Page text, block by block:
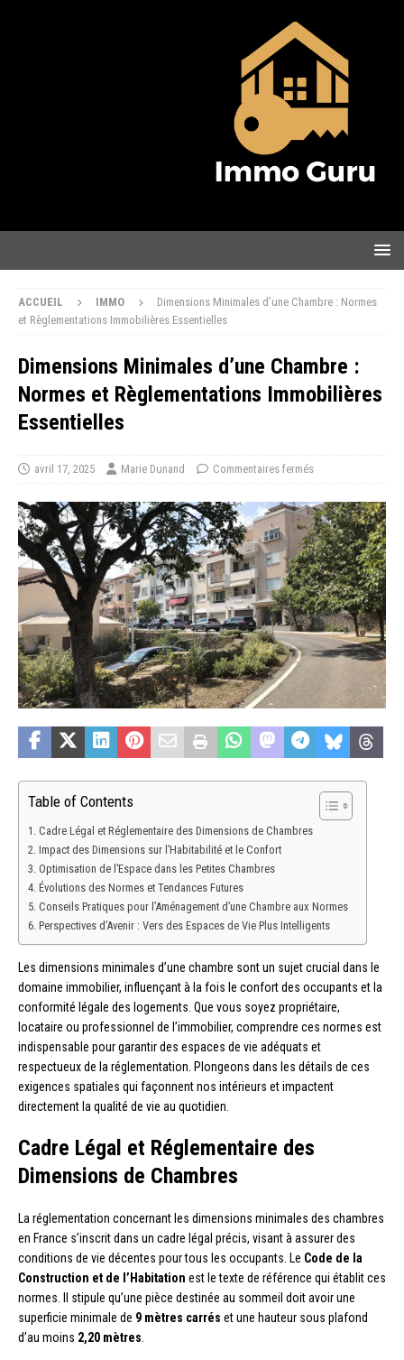
ACCUEIL IMMO
Dimensions Minimales d’une Chambre : Normes
et Règlementations Immobilières Essentielles
Dimensions Minimales d’une Chambre :
Normes et Règlementations Immobilières
Essentielles
avril 17, 2025 Marie Dunand Commentaires fermés
Table of Contents
Cadre Légal et Réglementaire des Dimensions de Chambres
Impact des Dimensions sur l’Habitabilité et le Confort
Optimisation de l’Espace dans les Petites Chambres
Évolutions des Normes et Tendances Futures
Conseils Pratiques pour l’Aménagement d’une Chambre aux Normes
Perspectives d’Avenir : Vers des Espaces de Vie Plus Intelligents
Les dimensions minimales d’une chambre sont un sujet crucial dans le
domaine immobilier, influençant à la fois le confort des occupants et la
conformité légale des logements. Que vous soyez propriétaire,
locataire ou professionnel de l’immobilier, comprendre ces normes est
indispensable pour garantir des espaces de vie adéquats et
respectueux de la réglementation. Plongeons dans les détails de ces
exigences spatiales qui façonnent nos intérieurs et impactent
directement la qualité de vie au quotidien.
Cadre Légal et Réglementaire des
Dimensions de Chambres
La réglementation concernant les dimensions minimales des chambres
en France s’inscrit dans un cadre légal précis, visant à assurer des
conditions de vie décentes pour tous les occupants. Le Code de la
Construction et de l’Habitation est le texte de référence qui établit ces
normes. Il stipule qu’une pièce destinée au sommeil doit avoir une
superficie minimale de 9 mètres carrés et une hauteur sous plafond
d’au moins 2,20 mètres